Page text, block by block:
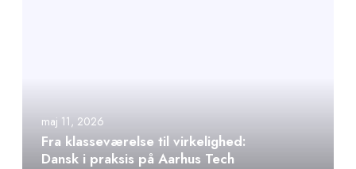
maj 11, 2026
Fra klasseværelse til virkelighed:
Dansk i praksis på Aarhus Tech